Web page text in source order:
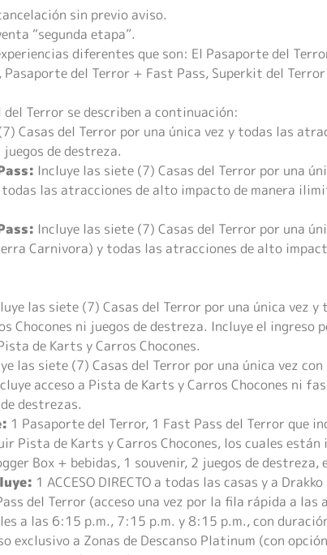
sin previo aviso.
“segunda etapa”.
diferentes que son: El Pasaporte del
del Terror + Fast Pass, Superkit del Terror
Terror se describen a continuación:
Casas del Terror por una única vez y todas las
de destreza.
Incluye las siete (7) Casas del Terror por una
las atracciones de alto impacto de manera
Incluye las siete (7) Casas del Terror por una
Carnivora) y todas las atracciones de alto
las siete (7) Casas del Terror por una única vez
Chocones ni juegos de destreza. Incluye el
de Karts y Carros Chocones.
las siete (7) Casas del Terror por una única vez
acceso a Pista de Karts y Carros Chocones ni
destrezas.
1 Pasaporte del Terror, 1 Fast Pass del Terror que
Pista de Karts y Carros Chocones, los cuales
Box + bebidas, 1 souvenir, 2 juegos de destreza,
1 ACCESO DIRECTO a todas las casas y a
del Terror (acceso una vez por la fila rápida a
a las 6:15 p.m., 7:15 p.m. y 8:15 p.m., con
exclusivo a Zonas de Descanso Platinum (con